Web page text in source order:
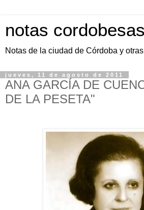
notas cordobesas
Notas de la ciudad de Córdoba y
jueves, 11 de agosto de 2011
ANA GARCÍA DE
DE LA PESETA"